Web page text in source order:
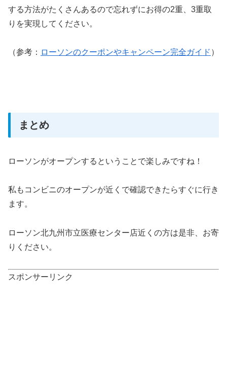
する方法がたくさんあるので忘れずにお得の2重、3重取
りを実現してください。
（参考： ローソンのクーポンやキャンペーン完全ガイド ）
まとめ
ローソンがオープンするということで楽しみですね！
私もコンビニのオープンが近くで確認できたらすぐに行き
ます。
ローソン北九州市立医療センター店近くの方は是非、お寄
りください。
スポンサーリンク